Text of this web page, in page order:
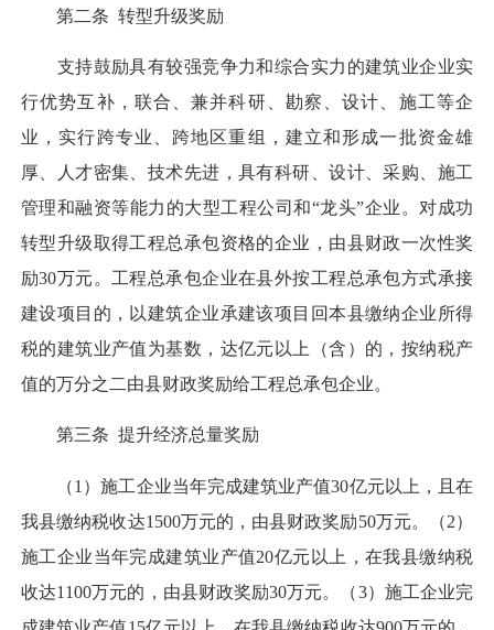
第二条 转型升级奖励
支持鼓励具有较强竞争力和综合实力的建筑业企业实
行优势互补，联合、兼并科研、勘察、设计、施工等企
业，实行跨专业、跨地区重组，建立和形成一批资金雄
厚、人才密集、技术先进，具有科研、设计、采购、施工
管理和融资等能力的大型工程公司和“龙头”企业。对成功
转型升级取得工程总承包资格的企业，由县财政一次性奖
励30万元。工程总承包企业在县外按工程总承包方式承接
建设项目的，以建筑企业承建该项目回本县缴纳企业所得
税的建筑业产值为基数，达亿元以上（含）的，按纳税产
值的万分之二由县财政奖励给工程总承包企业。
第三条 提升经济总量奖励
（1）施工企业当年完成建筑业产值30亿元以上，且在
我县缴纳税收达1500万元的，由县财政奖励50万元。（2）
施工企业当年完成建筑业产值20亿元以上，在我县缴纳税
收达1100万元的，由县财政奖励30万元。（3）施工企业完